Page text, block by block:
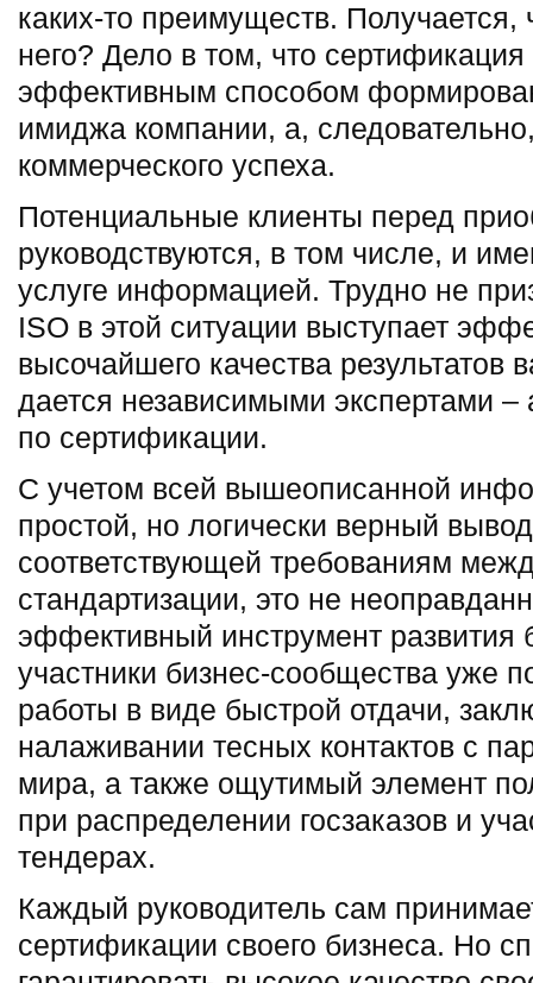
каких-то преимуществ. Получается,
него? Дело в том, что сертификация
эффективным способом
имиджа компании, а,
коммерческого успеха.
Потенциальные клиенты перед
руководствуются, в том числе, и
услуге информацией. Трудно не
ISO в этой ситуации выступает
высочайшего качества результатов
дается независимыми экспертами –
по сертификации.
С учетом всей вышеописанной
простой, но логически верный
соответствующей требованиям
стандартизации, это не
эффективный инструмент развития
участники бизнес-сообщества уже
работы в виде быстрой отдачи,
налаживании тесных контактов с
мира, а также ощутимый элемент
при распределении госзаказов и
тендерах.
Каждый руководитель сам
сертификации своего бизнеса. Но